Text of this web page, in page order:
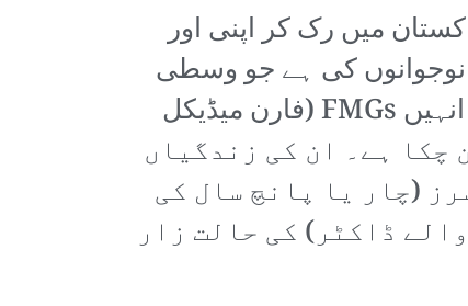
میں رک کر اپنی اور
نوجوانوں کی ہے جو وسطی
ایشیاء اور چین میں میڈیکل کالجز سے تعلیم یافتہ ہو کر ملک واپس پہنچتے ہیں۔ انہیں FMGs (فارن میڈیکل
چکا ہے۔ ان کی زندگیاں
(چار یا پانچ سال کی
ڈاکٹر) کی حالت زار